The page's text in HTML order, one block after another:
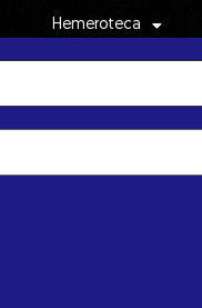
Hemeroteca